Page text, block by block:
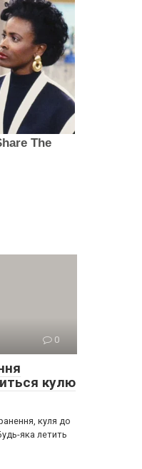
0
кулю
куля до
яка летить